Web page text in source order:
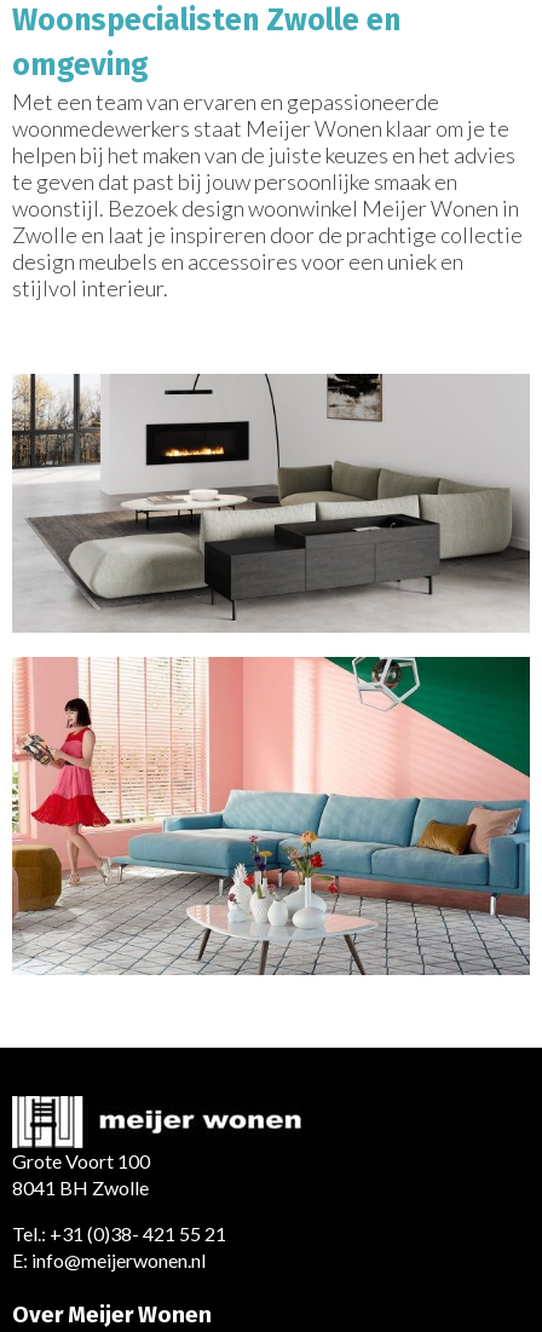
Woonspecialisten Zwolle en
omgeving
Met een team van ervaren en gepassioneerde
woonmedewerkers staat Meijer Wonen klaar om je te
helpen bij het maken van de juiste keuzes en het advies
te geven dat past bij jouw persoonlijke smaak en
woonstijl. Bezoek design woonwinkel Meijer Wonen in
Zwolle en laat je inspireren door de prachtige collectie
design meubels en accessoires voor een uniek en
stijlvol interieur.
Grote Voort 100
8041 BH Zwolle
Tel.: +31 (0)38- 421 55 21
E: info@meijerwonen.nl
Over Meijer Wonen